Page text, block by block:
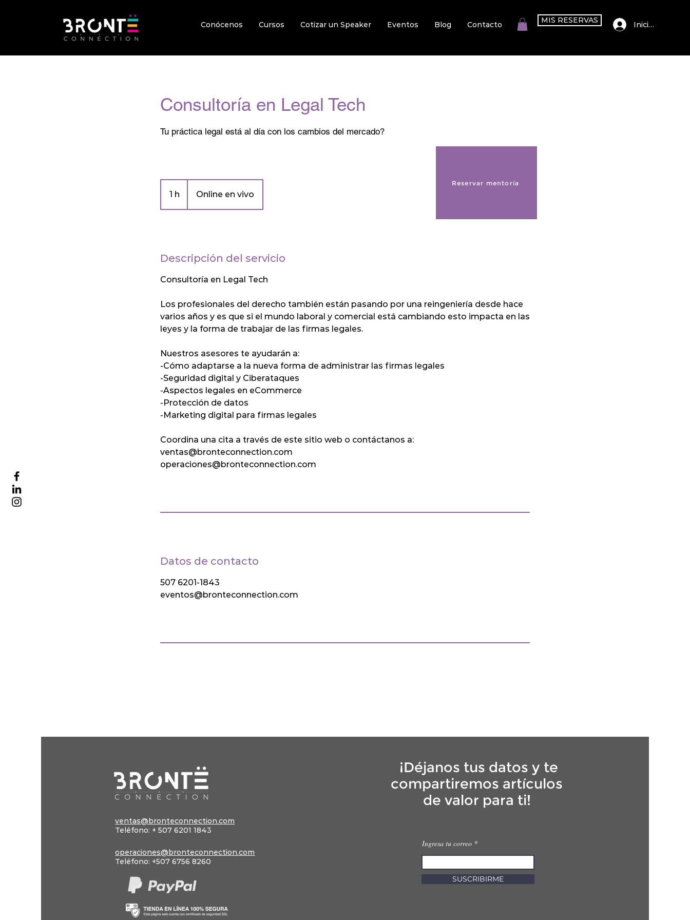
Conócenos Cursos Cotizar un Speaker Eventos Blog Contacto MIS RESERVAS Iniciar sesión
Consultoría en Legal Tech
Tu práctica legal está al día con los cambios del mercado?
1 h Online en vivo
Descripción del servicio
Consultoría en Legal Tech
Los profesionales del derecho también están pasando por una reingeniería desde hace
varios años y es que si el mundo laboral y comercial está cambiando esto impacta en las
leyes y la forma de trabajar de las firmas legales.
Nuestros asesores te ayudarán a:
-Cómo adaptarse a la nueva forma de administrar las firmas legales
-Seguridad digital y Ciberataques
-Aspectos legales en eCommerce
-Protección de datos
-Marketing digital para firmas legales
Coordina una cita a través de este sitio web o contáctanos a:
ventas@bronteconnection.com
operaciones@bronteconnection.com
Datos de contacto
507 6201-1843
eventos@bronteconnection.com
Reservar mentoría
ventas@bronteconnection.com
Teléfono: + 507 6201 1843
operaciones@bronteconnection.com
Teléfono: +507 6756 8260
Ingresa tu correo
SUSCRIBIRME
¡Déjanos tus datos y te
compartiremos artículos
de valor para ti!